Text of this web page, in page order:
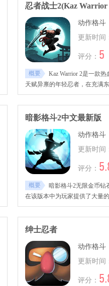
畅衔接浮空连击，体验一击制
玩法，同时加入原创技能组合
好友对战等多种模式。画面延
漫原作，让你在指尖对决中重
吧!
忍者战士2(Kaz Warrior
动作格斗
更新时间
评分： 5
概要
Kaz Warrior 2是一款
天赋异禀的年轻忍者，在充满
旅程，结合跑酷与战斗元素，
组合，体验飞檐走壁、行云流
暗影格斗2中文最新版
动作格斗
更新时间
评分：
概要
暗影格斗2无限金币钻
在该版本中为玩家提供了大量
还能调整游戏速度。这是一款
自己的英雄参与到这场战斗中。
绅士忍者
动作格斗
更新时间
评分：